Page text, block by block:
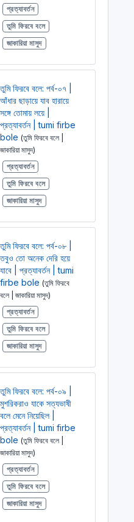
প্রত্যাবর্তন
তুমি ফিরবে বলে
জাকারিয়া মাসুদ
তুমি ফিরবে বলে: পর্ব-০৭ |
আঁধার ছাড়ায়ে যাব হারায়ে
সঙ্গে তোমায় লয়ে |
প্রত্যাবর্তন | tumi firbe
bole (তুমি ফিরবে বলে |
জাকারিয়া মাসুদ)
প্রত্যাবর্তন
তুমি ফিরবে বলে
জাকারিয়া মাসুদ
তুমি ফিরবে বলে: পর্ব-০৮ |
তবুও তো অনেক দেরি হয়ে
যাবে | প্রত্যাবর্তন | tumi
firbe bole (তুমি ফিরবে
বলে | জাকারিয়া মাসুদ)
প্রত্যাবর্তন
তুমি ফিরবে বলে
জাকারিয়া মাসুদ
তুমি ফিরবে বলে: পর্ব-০৯ |
মুশরিকরাও যাকে সত্যভাষী
বলে মেনে নিয়েছিল |
প্রত্যাবর্তন | tumi firbe
bole (তুমি ফিরবে বলে |
জাকারিয়া মাসুদ)
প্রত্যাবর্তন
তুমি ফিরবে বলে
জাকারিয়া মাসুদ